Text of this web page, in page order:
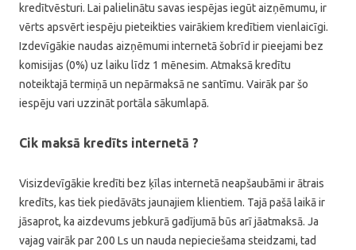
kredītvēsturi. Lai palielinātu savas iespējas iegūt aizņēmumu, ir
vērts apsvērt iespēju pieteikties vairākiem kredītiem vienlaicīgi.
Izdevīgākie naudas aizņēmumi internetā šobrīd ir pieejami bez
komisijas (0%) uz laiku līdz 1 mēnesim. Atmaksā kredītu
noteiktajā termiņā un nepārmaksā ne santīmu. Vairāk par šo
iespēju vari uzzināt portāla sākumlapā.
Cik maksā kredīts internetā ?
Visizdevīgākie kredīti bez ķīlas internetā neapšaubāmi ir ātrais
kredīts, kas tiek piedāvāts jaunajiem klientiem. Tajā pašā laikā ir
jāsaprot, ka aizdevums jebkurā gadījumā būs arī jāatmaksā. Ja
vajag vairāk par 200 Ls un nauda nepieciešama steidzami, tad